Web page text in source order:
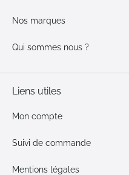
Nos marques
Qui sommes nous ?
Liens utiles
Mon compte
Suivi de commande
Mentions légales